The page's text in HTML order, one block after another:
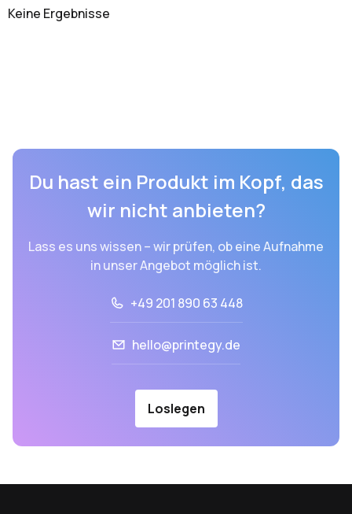
Keine Ergebnisse
Du hast ein Produkt im Kopf, das
wir nicht anbieten?
Lass es uns wissen – wir prüfen, ob eine Aufnahme
in unser Angebot möglich ist.
+49 201 890 63 448
hello@printegy.de
Loslegen